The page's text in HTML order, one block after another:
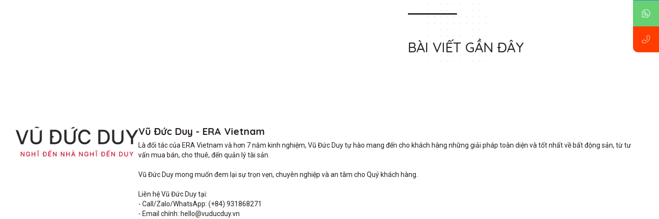
BÀI VIẾT GẦN ĐÂY
Vũ Đức Duy - ERA Vietnam
Là đối tác của ERA Vietnam và hơn 7 năm kinh nghiệm, Vũ Đức Duy tự hào mang đến cho khách hàng những giải pháp toàn diện và tốt nhất về bất động sản, từ tư
vấn mua bán, cho thuê, đến quản lý tài sản.
Vũ Đức Duy mong muốn đem lại sự trọn vẹn, chuyên nghiệp và an tâm cho Quý khách hàng.
Liên hệ Vũ Đức Duy tại:
- Call/Zalo/WhatsApp: (+84) 931868271
- Email chính: hello@vuducduy.vn